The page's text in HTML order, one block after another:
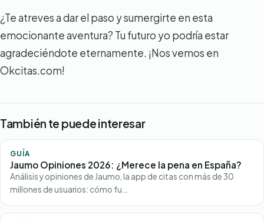
¿Te atreves a dar el paso y sumergirte en esta
emocionante aventura? Tu futuro yo podría estar
agradeciéndote eternamente. ¡Nos vemos en
Okcitas.com!
También te puede interesar
GUÍA
Jaumo Opiniones 2026: ¿Merece la pena en España?
Análisis y opiniones de Jaumo, la app de citas con más de 30
millones de usuarios: cómo fu…